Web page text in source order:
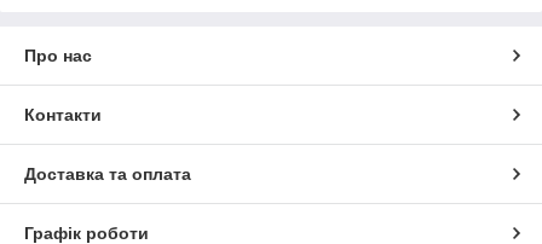
Про нас
Контакти
Доставка та оплата
Графік роботи